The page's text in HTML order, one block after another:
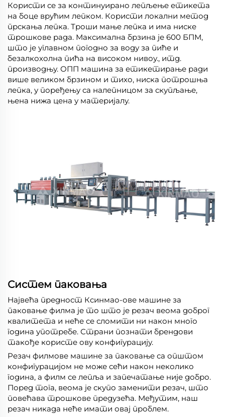
Користи се за континуирано лепљење етикета
на боце врућим лепком. Користи локални метод
прскања лепка. Троши мање лепка и има ниске
трошкове рада. Максимална брзина је 600 БПМ,
што је углавном погодно за воду за пиће и
безалкохолна пића на високом нивоу., итд.
производњу. ОПП машина за етикетирање ради
више великом брзином и тихо, ниска потрошња
лепка, у поређењу са налепницом за скупљање,
њена нижа цена у материјалу.
Систем паковања
Највећа предност Ксинмао-ове машине за
паковање филма је то што је резач веома доброг
квалитета и неће се сломити ни након много
година употребе. Страни познати брендови
такође користе ову конфигурацију.
Резач филмове машине за паковање са општом
конфигурацијом не може сећи након неколико
година, а филм се лепља и запечатање није добро.
Поред тога, веома је скупо заменити резач, што
повећава трошкове предузећа. Међутим, наш
резач никада неће имати овај проблем.